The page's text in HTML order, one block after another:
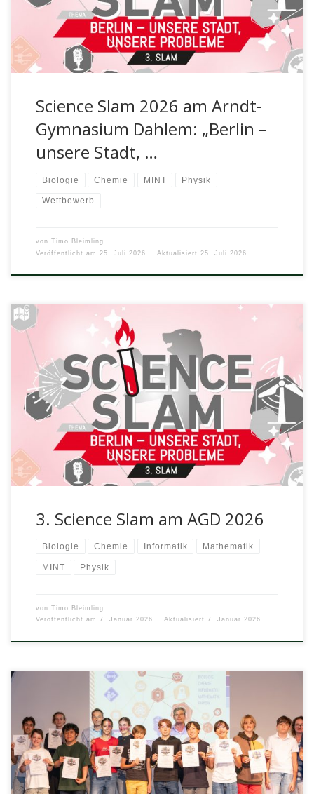
begegnen? Mit dieser […]
Science Slam 2026 am Arndt-
Gymnasium Dahlem: „Berlin –
unsere Stadt, …
Biologie Chemie MINT Physik
Wettbewerb
von Timo Bleimling
Veröffentlicht am
25. Juli 2026 Aktualisiert 25. Juli 2026
Zum dritten Mal findet in diesem Schuljahr ein Science Slam
an unserer Schule statt. Du kannst alleine oder als Teil […]
3. Science Slam am AGD 2026
Biologie Chemie Informatik Mathematik
MINT Physik
von Timo Bleimling
Veröffentlicht am 7. Januar 2026 Aktualisiert 7. Januar 2026
Am Abend des 07.07.2025 fand in der Aula des AGDs der
zweite Science Slam statt und die Veranstaltung war ein […]